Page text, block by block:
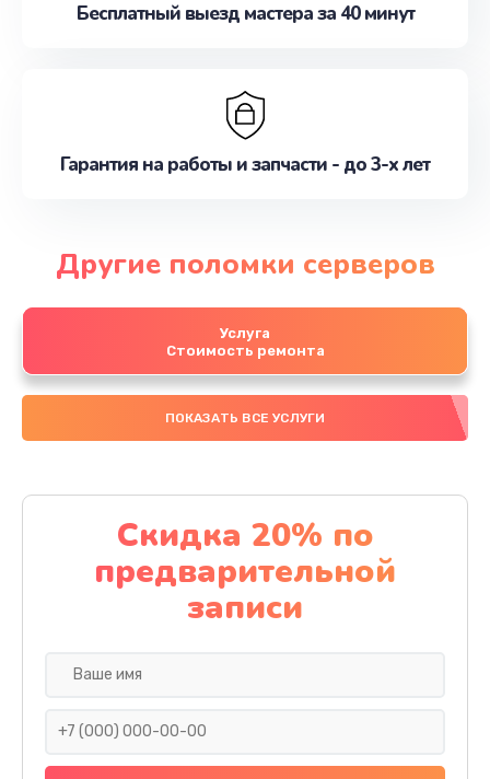
Бесплатный выезд мастера за 40 минут
Гарантия на работы и запчасти - до 3-х лет
Другие поломки серверов
Услуга
Стоимость ремонта
ПОКАЗАТЬ ВСЕ УСЛУГИ
Скидка 20% по
предварительной
записи